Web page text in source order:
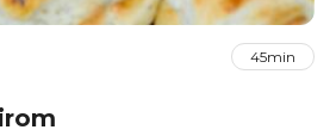
45min